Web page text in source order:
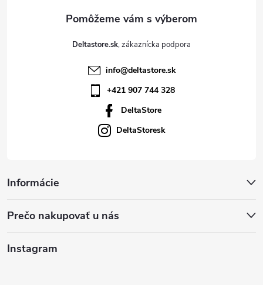
Deltastore.sk
info@deltastore.sk
+421 907 744 328
DeltaStore
DeltaStoresk
Informácie
Prečo nakupovať u nás
Instagram